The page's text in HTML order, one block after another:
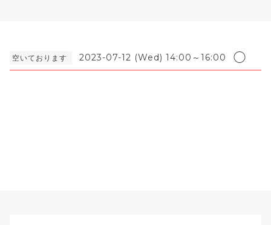
空いております 2023-07-12 (Wed) 14:00～16:00 ◯